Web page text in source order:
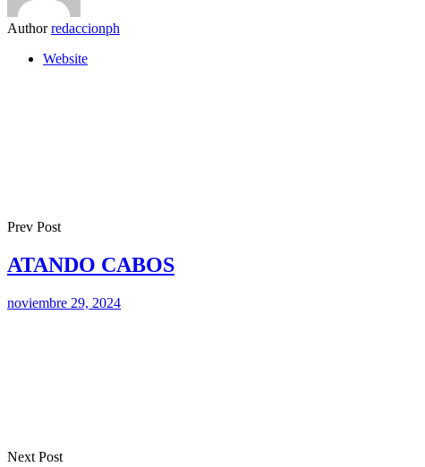
Author redaccionph
Website
Prev Post
ATANDO CABOS
noviembre 29, 2024
Next Post